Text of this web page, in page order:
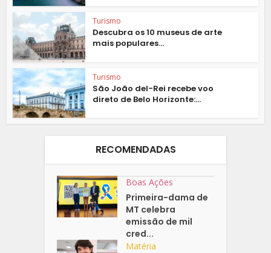
Turismo
Descubra os 10 museus de arte
mais populares...
Turismo
São João del-Rei recebe voo
direto de Belo Horizonte:...
RECOMENDADAS
Boas Ações
Primeira-dama de
MT celebra
emissão de mil
cred...
Matéria